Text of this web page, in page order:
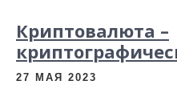
Криптовалюта –
27 МАЯ 2023